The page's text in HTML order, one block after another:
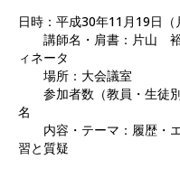
日時：平成30年11月19日（
講師名・肩書：片山
ィネータ
場所：大会議室
参加者数（教員・生徒別
名
内容・テーマ：履歴・エ
習と質疑